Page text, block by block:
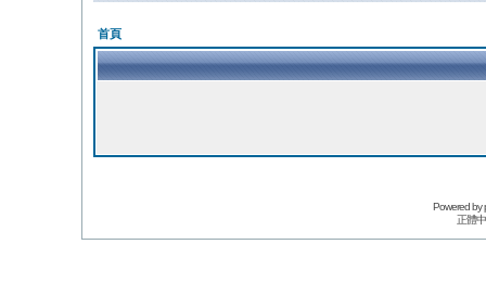
首頁
Powered by
正體